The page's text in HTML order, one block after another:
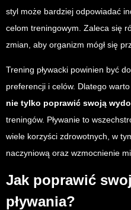
styl może bardziej odpowiadać
celom treningowym. Zaleca się
zmian, aby organizm mógł się
Trening pływacki powinien być
preferencji i celów. Dlatego
nie tylko poprawić swoją
treningów. Pływanie to
wiele korzyści zdrowotnych, w
naczyniową oraz wzmocnienie
Jak poprawić
pływania?